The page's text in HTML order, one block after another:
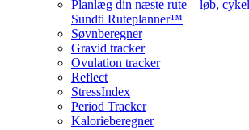
Planlæg din næste rute – løb,
Sundti Ruteplanner™
Søvnberegner
Gravid tracker
Ovulation tracker
Reflect
StressIndex
Period Tracker
Kalorieberegner